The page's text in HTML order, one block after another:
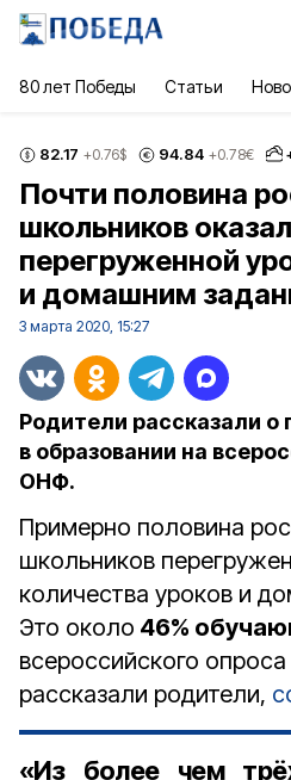
80 лет Победы Статьи
82.17 +0.76$ 94.84 +0.78€
Почти половина
школьников
перегруженной
и домашним
3 марта 2020, 15:27
Родители рассказали о
в образовании на
ОНФ.
Примерно половина
школьников
количества уроков и
Это около 46%
всероссийского
рассказали родители,
«Из более чем